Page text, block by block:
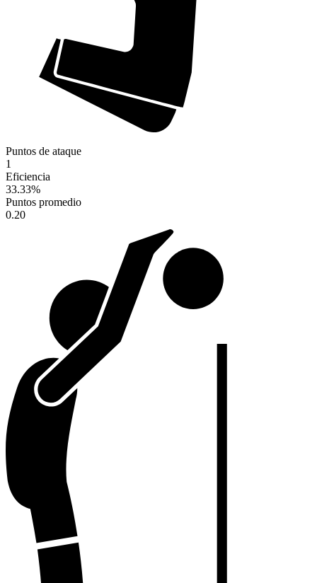
Puntos de ataque
1
Eficiencia
33.33%
Puntos promedio
0.20